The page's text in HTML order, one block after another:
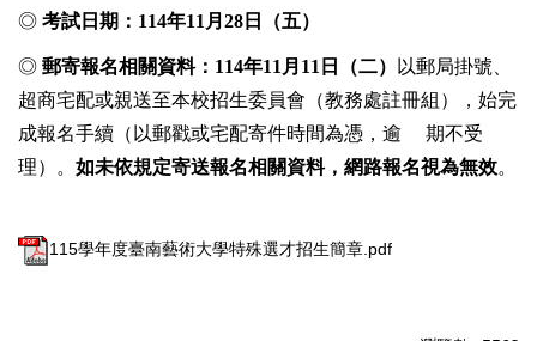
◎ 考試日期： 114年11 月 28 日（五）
◎ 郵寄報名相關資料： 114年11 月 11 日（二）
以郵局掛號、
超商宅配或親送至本校招生委員會（教務處註冊組）， 始完
成報名手續（以郵戳或宅配寄件時間為憑，逾 期不受
理）。 如未依規定寄送報名相關資料，網路報名視為無效。
115學年度臺南藝術大學特殊選才招生簡章.pdf